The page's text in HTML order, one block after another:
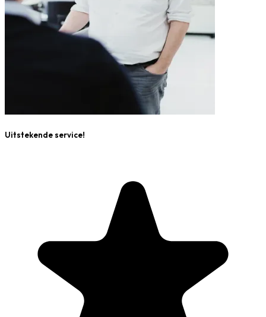
Uitstekende service!